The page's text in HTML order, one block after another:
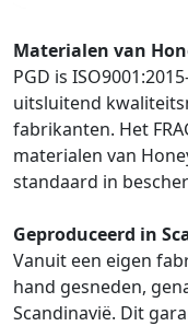
Materialen van
PGD is
uitsluitend
fabrikanten. Het
materialen van
standaard in
Geproduceerd in
Vanuit een eigen
hand gesneden,
Scandinavië. Dit